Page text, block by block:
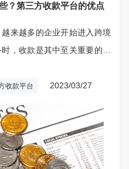
？第三方收款平台的优点
来越多的企业开始进入跨境
，收款是其中至关重要的一
我们来详细了解一下跨境电
收款平台 2023/03/27